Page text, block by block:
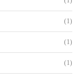
(1)
(1)
(1)